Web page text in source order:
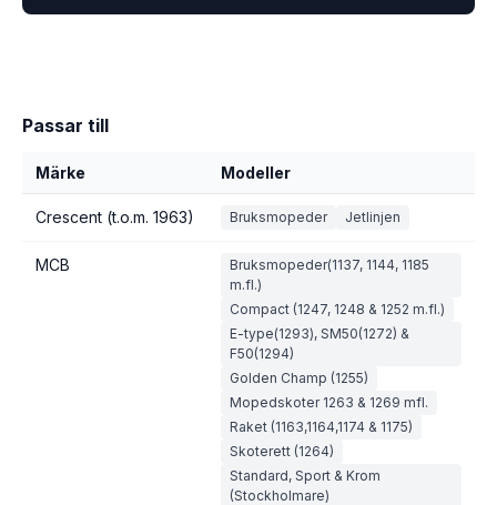
Passar till
Märke Modeller
Crescent (t.o.m. 1963) Bruksmopeder Jetlinjen
MCB
Bruksmopeder(1137, 1144, 1185
m.fl.)
Compact (1247, 1248 & 1252 m.fl.)
E-type(1293), SM50(1272) &
F50(1294)
Golden Champ (1255)
Mopedskoter 1263 & 1269 mfl.
Raket (1163,1164,1174 & 1175)
Skoterett (1264)
Standard, Sport & Krom
(Stockholmare)